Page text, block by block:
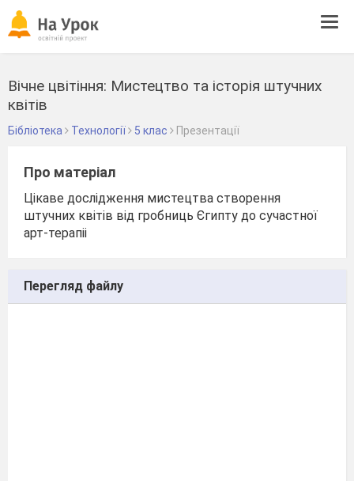
Вічне цвітіння: Мистецтво та історія штучних
квітів
Бібліотека Технології 5 клас Презентації
Про матеріал
Цікаве дослідження мистецтва створення
штучних квітів від гробниць Єгипту до сучастної
арт-терапіі
Перегляд файлу